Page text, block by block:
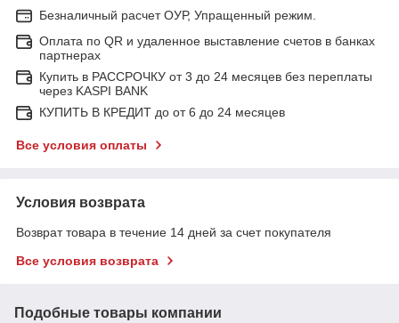
Безналичный расчет ОУР, Упращенный режим.
Оплата по QR и удаленное выставление счетов в банках
партнерах
Купить в РАССРОЧКУ от 3 до 24 месяцев без переплаты
через KASPI BANK
КУПИТЬ В КРЕДИТ до от 6 до 24 месяцев
Все условия оплаты
Условия возврата
Возврат товара в течение 14 дней за счет покупателя
Все условия возврата
Подобные товары компании